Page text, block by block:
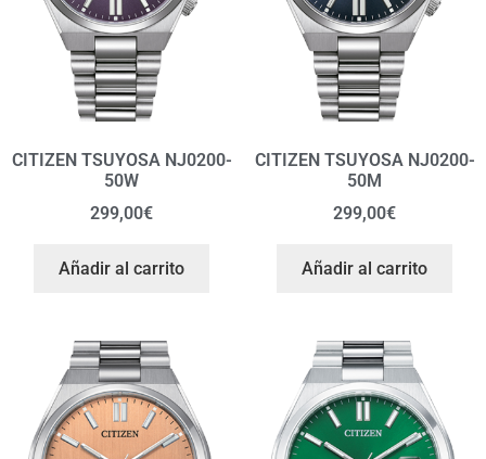
CITIZEN TSUYOSA NJ0200-
50W
299,00€
Añadir al carrito
CITIZEN TSUYOSA NJ0200-
50M
299,00€
Añadir al carrito